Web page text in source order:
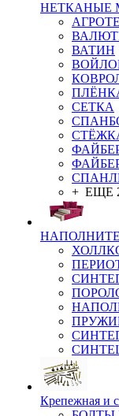
НЕТКАНЫЕ
ВАТИН
СЕТКА
+ ЕЩЕ
Крепежная и